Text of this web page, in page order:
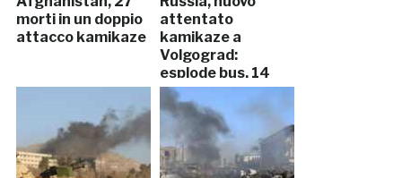
morti in un doppio
attacco kamikaze
attentato
kamikaze a
Volgograd:
esplode bus, 14
morti